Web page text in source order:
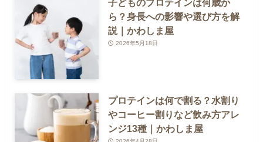
子どものプロテインは何歳か
ら？身長への影響や選び方を解
説｜かわしま屋
2026年5月18日
プロテインは何で割る？水割り
やコーヒー割りなど飲み方アレ
ンジ13種｜かわしま屋